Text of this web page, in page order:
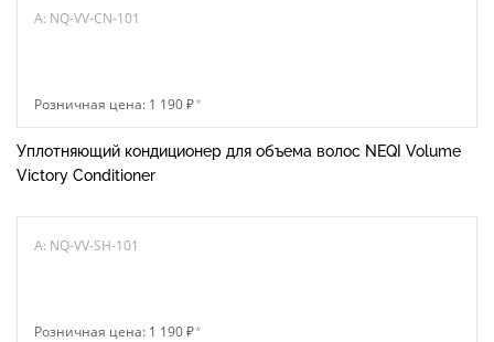
A: NQ-VV-CN-101
Розничная цена: 1 190 ₽*
Уплотняющий кондиционер для объема волос NEQI Volume
Victory Conditioner
A: NQ-VV-SH-101
Розничная цена: 1 190 ₽*